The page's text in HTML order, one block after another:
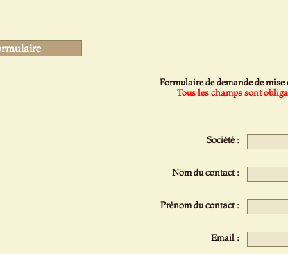
Formulaire de demande de
Tous les champs sont
Société :
Nom du contact :
Prénom du contact :
Email :